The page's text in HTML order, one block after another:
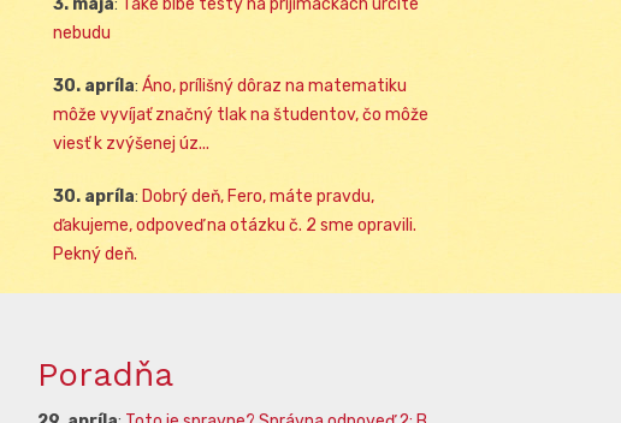
3. mája: Take blbe testy na prijimackach urcite
nebudu
30. apríla: Áno, prílišný dôraz na matematiku
môže vyvíjať značný tlak na študentov, čo môže
viesť k zvýšenej úz...
30. apríla: Dobrý deň, Fero, máte pravdu,
ďakujeme, odpoveď na otázku č. 2 sme opravili.
Pekný deň.
Poradňa